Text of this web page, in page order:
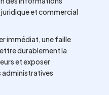
et commercial
immédiat, une faille
durablement la
et exposer
administratives